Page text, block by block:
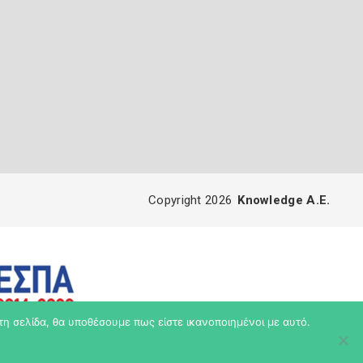
Copyright 2026 Knowledge A.E.
σελίδα, θα υποθέσουμε πως είστε ικανοποιημένοι με αυτό.